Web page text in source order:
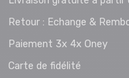
Retour : Echange &
Paiement 3x 4x Oney
Carte de fidélité